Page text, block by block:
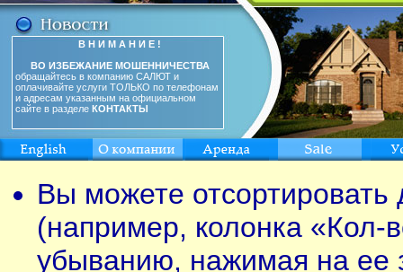
В Н И М А Н И Е !
ВО ИЗБЕЖАНИЕ МОШЕННИЧЕСТВА
обращайтесь в компанию САЛЮТ и
оплачивайте услуги ТОЛЬКО по телефонам
и адресам указанным на официальном
сайте в разделе КОНТАКТЫ
Вы можете
(например, колонка «Кол-
убыванию, нажимая на ее